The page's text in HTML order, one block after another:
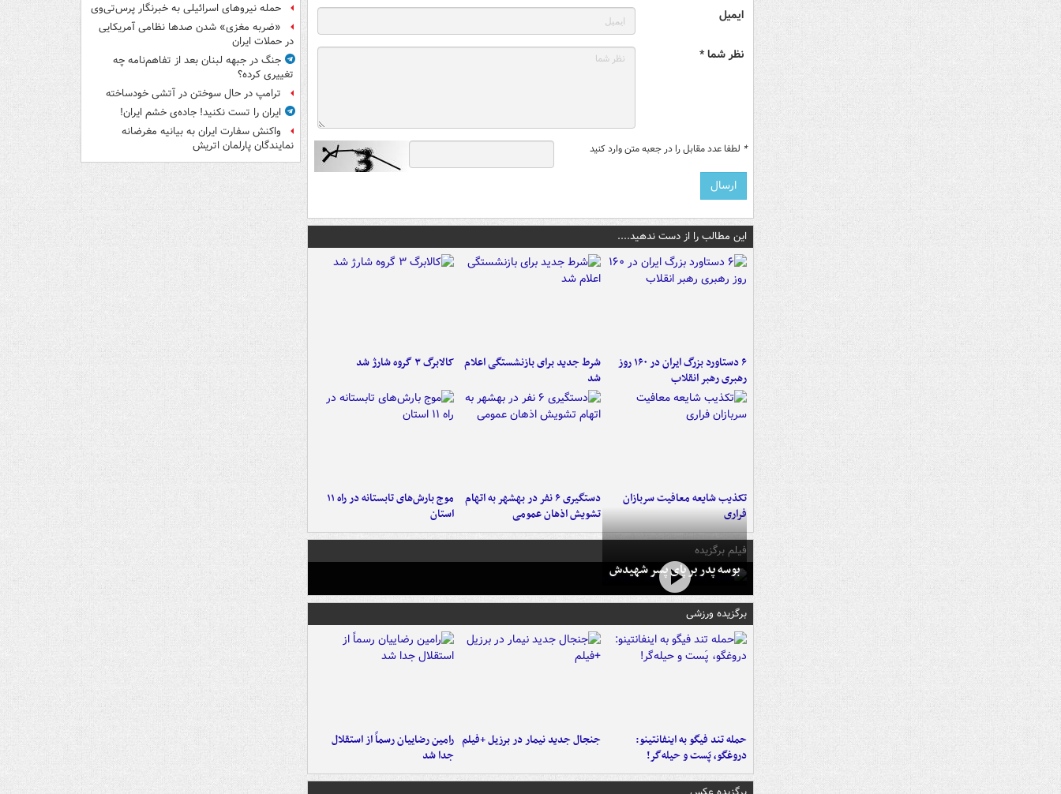
ایمیل
نظر شما *
* لطفا عدد مقابل را در جعبه متن وارد کنید
این مطالب را از دست ندهید....
۶ دستاورد بزرگ ایران در ۱۶۰ روز
رهبری رهبر انقلاب
شرط جدید برای بازنشستگی اعلام
شد
کالابرگ ۳ گروه شارژ شد
تکذیب شایعه معافیت سربازان
فراری
دستگیری ۶ نفر در بهشهر به اتهام
تشویش اذهان عمومی
موج بارش‌های تابستانه در راه ۱۱
استان
فیلم برگزیده
بوسه‌ پدر بر پای پسر شهیدش
برگزیده ورزشی
حمله تند فیگو به اینفانتینو:
دروغگو، پَست‌ و حیله‌گر!
جنجال جدید نیمار در برزیل +فیلم رامین رضاییان رسماً از استقلال
جدا شد
حمله نیروهای اسرائیلی به خبرنگار پرس‌تی‌وی
«ضربه مغزی» شدن صدها نظامی آمریکایی
در حملات ایران
جنگ در جبهه لبنان بعد از تفاهم‌نامه چه
تغییری کرده؟
ترامپ در حال سوختن در آتشی خودساخته
ایران را تست نکنید! جاده‌ی خشم ایران!
واکنش سفارت ایران به بیانیه مغرضانه
نمایندگان پارلمان اتریش